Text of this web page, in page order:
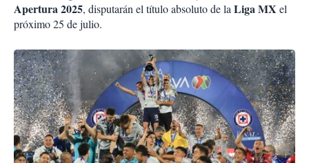
Apertura 2025, disputarán el título absoluto de laLiga MX el
próximo 25 de julio.